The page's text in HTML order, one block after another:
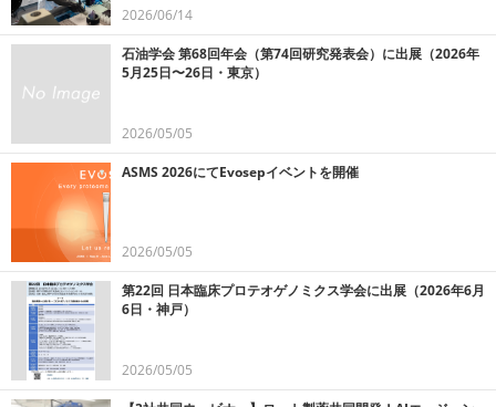
2026/06/14
石油学会 第68回年会（第74回研究発表会）に出展（2026年
5月25日〜26日・東京）
2026/05/05
ASMS 2026にてEvosepイベントを開催
2026/05/05
第22回 日本臨床プロテオゲノミクス学会に出展（2026年6月
6日・神戸）
2026/05/05